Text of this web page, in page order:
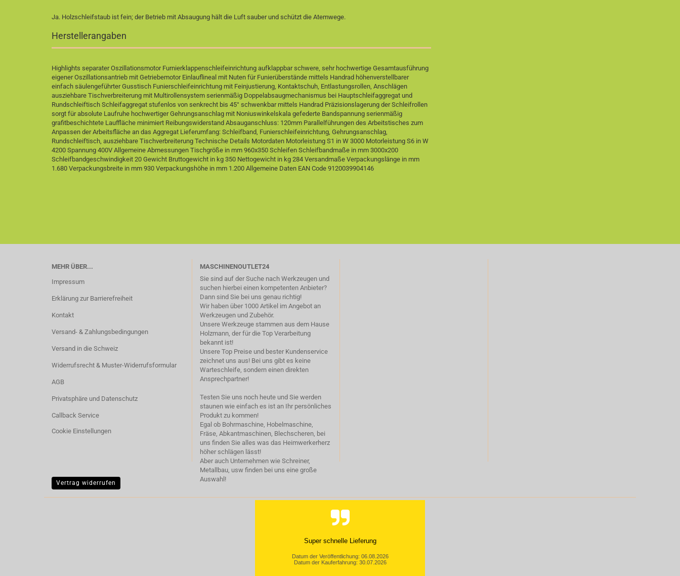
Ja. Holzschleifstaub ist fein; der Betrieb mit Absaugung hält die Luft sauber und schützt die Atemwege.
Herstellerangaben
Highlights separater Oszillationsmotor Furnierklappenschleifeinrichtung aufklappbar schwere, sehr hochwertige Gesamtausführung
eigener Oszillationsantrieb mit Getriebemotor Einlauflineal mit Nuten für Funierüberstände mittels Handrad höhenverstellbarer
einfach säulengeführter Gusstisch Funierschleifeinrichtung mit Feinjustierung, Kontaktschuh, Entlastungsrollen, Anschlägen
ausziehbare Tischverbreiterung mit Multirollensystem serienmäßig Doppelabsaugmechanismus bei Hauptschleifaggregat und
Rundschleiftisch Schleifaggregat stufenlos von senkrecht bis 45° schwenkbar mittels Handrad Präzisionslagerung der Schleifrollen
sorgt für absolute Laufruhe hochwertiger Gehrungsanschlag mit Noniuswinkelskala gefederte Bandspannung serienmäßig
grafitbeschichtete Lauffläche minimiert Reibungswiderstand Absauganschluss: 120mm Parallelführungen des Arbeitstisches zum
Anpassen der Arbeitsfläche an das Aggregat Lieferumfang: Schleifband, Funierschleifeinrichtung, Gehrungsanschlag,
Rundschleiftisch, ausziehbare Tischverbreiterung Technische Details Motordaten Motorleistung S1 in W 3000 Motorleistung S6 in W
4200 Spannung 400V Allgemeine Abmessungen Tischgröße in mm 960x350 Schleifen Schleifbandmaße in mm 3000x200
Schleifbandgeschwindigkeit 20 Gewicht Bruttogewicht in kg 350 Nettogewicht in kg 284 Versandmaße Verpackungslänge in mm
1.680 Verpackungsbreite in mm 930 Verpackungshöhe in mm 1.200 Allgemeine Daten EAN Code 9120039904146
MEHR ÜBER...
Impressum
Erklärung zur Barrierefreiheit
Kontakt
Versand- & Zahlungsbedingungen
Versand in die Schweiz
Widerrufsrecht & Muster-Widerrufsformular
AGB
Privatsphäre und Datenschutz
Callback Service
Cookie Einstellungen
MASCHINENOUTLET24
Sie sind auf der Suche nach Werkzeugen und
suchen hierbei einen kompetenten Anbieter?
Dann sind Sie bei uns genau richtig!
Wir haben über 1000 Artikel im Angebot an
Werkzeugen und Zubehör.
Unsere Werkzeuge stammen aus dem Hause
Holzmann, der für die Top Verarbeitung
bekannt ist!
Unsere Top Preise und bester Kundenservice
zeichnet uns aus! Bei uns gibt es keine
Warteschleife, sondern einen direkten
Ansprechpartner!
Testen Sie uns noch heute und Sie werden
staunen wie einfach es ist an Ihr persönliches
Produkt zu kommen!
Egal ob Bohrmaschine, Hobelmaschine,
Fräse, Abkantmaschinen, Blechscheren, bei
uns finden Sie alles was das Heimwerkerherz
höher schlägen lässt!
Aber auch Unternehmen wie Schreiner,
Metallbau, usw finden bei uns eine große
Auswahl!
Vertrag widerrufen
Hat super geklappt, gern wieder.
Datum der Veröffentlichung: 27.07.2026
Datum der Kauferfahrung: 20.07.2026